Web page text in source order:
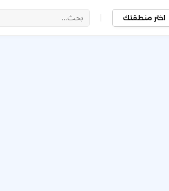
اختر منطقتك |